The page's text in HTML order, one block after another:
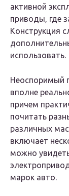
активной
приводы, где
Конструкция
использовать.
Неоспоримый
вполне
причем
почитать
различных
включает
можно
марок авто.